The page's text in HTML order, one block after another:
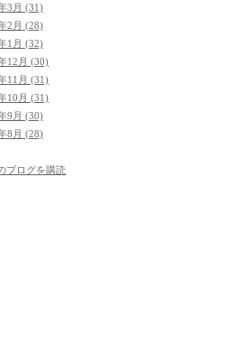
3月 (31)
2月 (28)
1月 (32)
12月 (30)
11月 (31)
10月 (31)
9月 (30)
8月 (28)
ブログを購読